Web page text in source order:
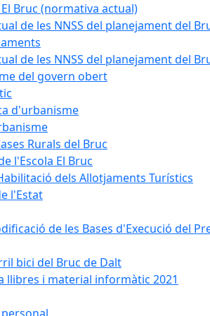
El Bruc (normativa actual)
de les NNSS del planejament del
de les NNSS del planejament del
del govern obert
d'urbanisme
Rurals del Bruc
l'Escola El Bruc
dels Allotjaments Turístics
l'Estat
de les Bases d'Execució del
bici del Bruc de Dalt
llibres i material informàtic 2021